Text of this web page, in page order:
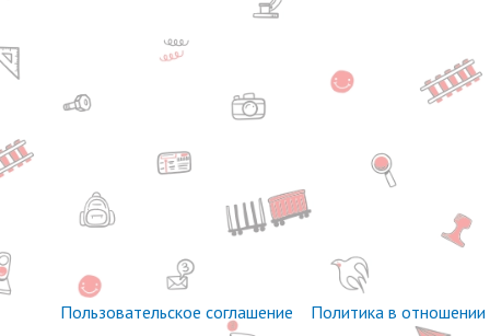
Пользовательское соглашение Политика в